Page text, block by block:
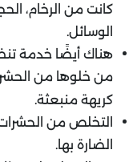
كانت من الرخام،
الوسائل.
هناك أيضًا خدمة
من خلوها من
كريهة منبعثة.
التخلص من
الضارة بها.